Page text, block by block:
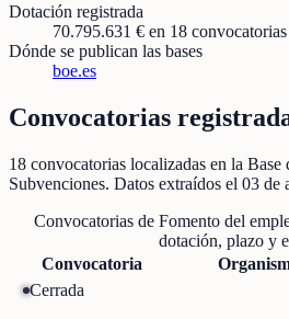
Dotación registrada
70.795.631 € en 18 convocatorias
Dónde se publican las bases
boe.es
Convocatorias
18 convocatorias localizadas en la Base
Subvenciones. Datos extraídos el 03 de
Convocatorias de Fomento del
dotación, plazo y
Convocatoria
Cerrada